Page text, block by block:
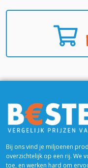
Bij ons vind je miljoenen
overzichtelijk op een rij. We
toe, en werken hard om